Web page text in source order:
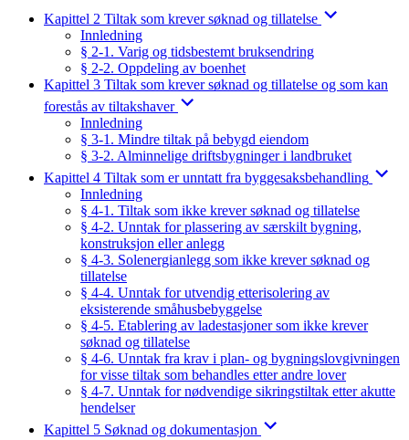
Kapittel 2 Tiltak som krever søknad og tillatelse
Innledning
§ 2-1. Varig og tidsbestemt bruksendring
§ 2-2. Oppdeling av boenhet
Kapittel 3 Tiltak som krever søknad og tillatelse og som kan
forestås av tiltakshaver
Innledning
§ 3-1. Mindre tiltak på bebygd eiendom
§ 3-2. Alminnelige driftsbygninger i landbruket
Kapittel 4 Tiltak som er unntatt fra byggesaksbehandling
Innledning
§ 4-1. Tiltak som ikke krever søknad og tillatelse
§ 4-2. Unntak for plassering av særskilt bygning,
konstruksjon eller anlegg
§ 4-3. Solenergianlegg som ikke krever søknad og
tillatelse
§ 4-4. Unntak for utvendig etterisolering av
eksisterende småhusbebyggelse
§ 4-5. Etablering av ladestasjoner som ikke krever
søknad og tillatelse
§ 4-6. Unntak fra krav i plan- og bygningslovgivningen
for visse tiltak som behandles etter andre lover
§ 4-7. Unntak for nødvendige sikringstiltak etter akutte
hendelser
Kapittel 5 Søknad og dokumentasjon